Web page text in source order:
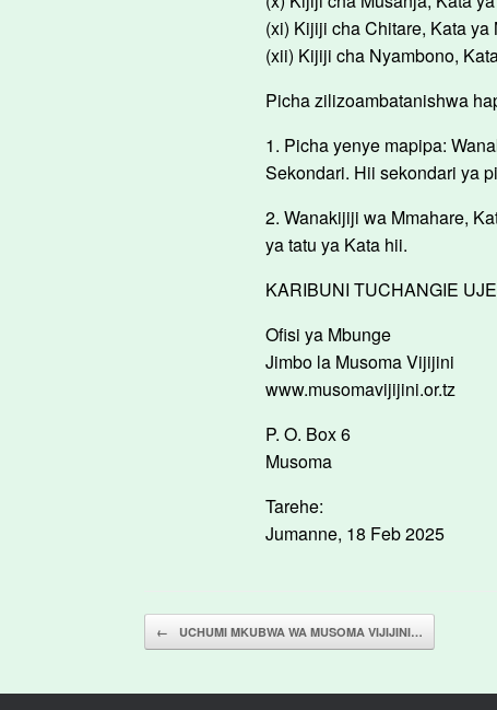
(xi) Kijiji cha Chitare, Kata ya
(xii) Kijiji cha Nyambono,
Picha zilizoambatanishwa
1. Picha yenye mapipa:
Sekondari. Hii sekondari ya
2. Wanakijiji wa Mmahare,
ya tatu ya Kata hii.
KARIBUNI TUCHANGIE
Ofisi ya Mbunge
Jimbo la Musoma Vijijini
www.musomavijijini.or.tz
P. O. Box 6
Musoma
Tarehe:
Jumanne, 18 Feb 2025
Post navigation
← UCHUMI MKUBWA WA MUSOMA VIJIJINI…